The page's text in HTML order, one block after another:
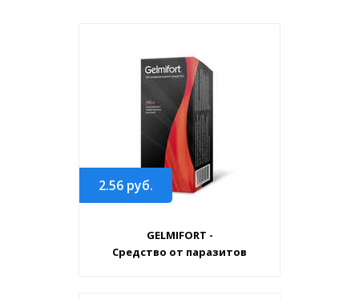
2.56 руб.
GELMIFORT -
Средство от паразитов